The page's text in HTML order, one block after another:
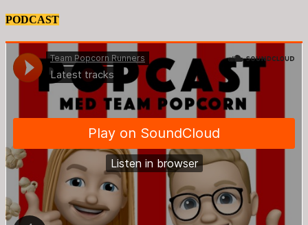
PODCAST